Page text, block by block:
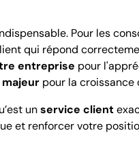
. Pour les
qui répond
entreprise pour
pour la croissance
unservice client
et renforcer votre